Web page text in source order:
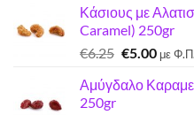
Κάσιους με
Caramel) 250gr
€6.25 Original
was:
€5.00Η
τιμή
με
Αμύγδαλο
250gr